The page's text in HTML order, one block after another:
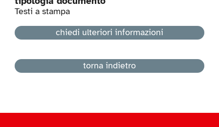
Testi a stampa
chiedi ulteriori informazioni
torna indietro